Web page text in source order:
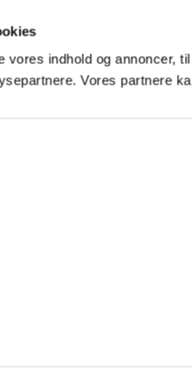
vores indhold og annoncer,
Vores partnere